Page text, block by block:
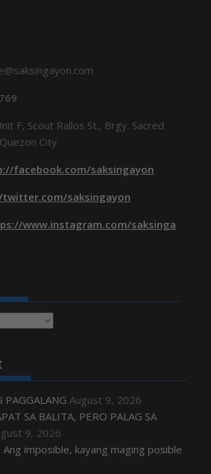
F, Scout Rallos St., Brgy. Sacred
City
facebook.com/saksingayon
saksingayon
www.instagram.com/saksinga
PAGGALANG August 9, 2026
SA BALITA, PERO PALAG SA
9, 2026
Ang imposible, kayang maging posible